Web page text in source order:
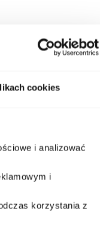
cookies
i analizować
i
korzystania z
rekreacyjne,
z unikalną
technicznych –
pomogą dobrać